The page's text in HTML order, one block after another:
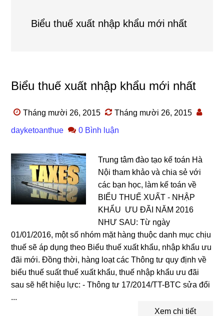
Biểu thuế xuất nhập khẩu mới nhất
Biểu thuế xuất nhập khẩu mới nhất
Tháng mười 26, 2015 Tháng mười 26, 2015
dayketoanthue 0 Bình luận
Trung tâm đào tạo kế toán Hà
Nội tham khảo và chia sẻ với
các bạn học, làm kế toán về
BIỂU THUẾ XUẤT - NHẬP
KHẨU ƯU ĐÃI NĂM 2016
NHƯ SAU: Từ ngày
01/01/2016, một số nhóm mặt hàng thuộc danh mục chịu
thuế sẽ áp dụng theo Biểu thuế xuất khẩu, nhập khẩu ưu
đãi mới. Đồng thời, hàng loạt các Thông tư quy định về
biểu thuế suất thuế xuất khẩu, thuế nhập khẩu ưu đãi
sau sẽ hết hiệu lực: - Thông tư 17/2014/TT-BTC sửa đổi
...
Xem chi tiết